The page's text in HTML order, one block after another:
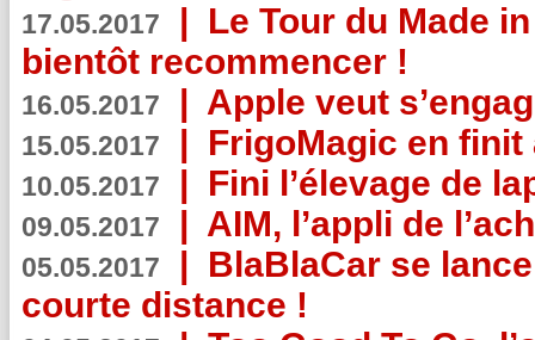
17.05.2017 | Le Tour du Made
bientôt recommencer !
16.05.2017 | Apple veut
15.05.2017 | FrigoMagic en
10.05.2017 | Fini l’élevage de
09.05.2017 | AIM, l’appli de
05.05.2017 | BlaBlaCar se
courte distance !